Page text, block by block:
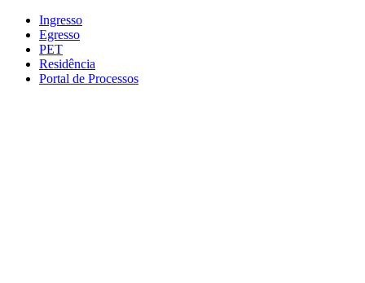
Conteúdo principal
Ingresso
Egresso
PET
Residência
Portal de Processos